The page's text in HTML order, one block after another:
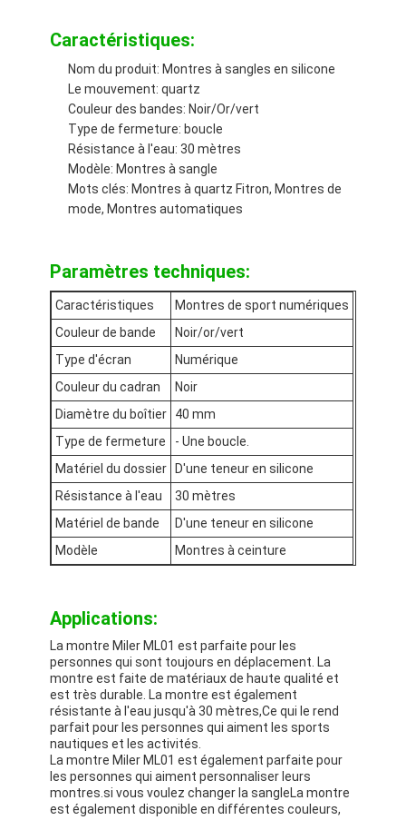
À la maison
Produits
À propos de nous
Visite de l'usine
Contrôle de qualité
Contactez-nous
Nouvelles
Le blog
Montre-bracelet de quartz
Montres à quartz à sangles en cuir
Montres à sangle en acier inoxydable
Caractéristiques:
Nom du produit: Montres à sangles en silicone
Le mouvement: quartz
Couleur des bandes: Noir/Or/vert
Type de fermeture: boucle
Résistance à l'eau: 30 mètres
Modèle: Montres à sangle
Mots clés: Montres à quartz Fitron, Montres de
mode, Montres automatiques
Paramètres techniques:
Caractéristiques
Montres de sport numériques
Couleur de bande
Noir/or/vert
Type d'écran
Numérique
Couleur du cadran
Noir
Diamètre du boîtier
40 mm
Type de fermeture
- Une boucle.
Matériel du dossier
D'une teneur en silicone
Résistance à l'eau
30 mètres
Matériel de bande
D'une teneur en silicone
Modèle
Montres à ceinture
Applications:
La montre Miler ML01 est parfaite pour les
personnes qui sont toujours en déplacement. La
montre est faite de matériaux de haute qualité et
est très durable. La montre est également
résistante à l'eau jusqu'à 30 mètres,Ce qui le rend
parfait pour les personnes qui aiment les sports
nautiques et les activités.
La montre Miler ML01 est également parfaite pour
les personnes qui aiment personnaliser leurs
montres.si vous voulez changer la sangleLa montre
est également disponible en différentes couleurs,